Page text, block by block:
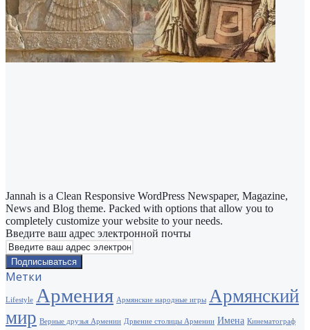
Jannah is a Clean Responsive WordPress Newspaper, Magazine,
News and Blog theme. Packed with options that allow you to
completely customize your website to your needs.
Введите ваш адрес электронной почты
Метки
Lifestyle Армения Армянские народные игры Армянский
мир Верные друзья Армении Дрвение столицы Армении Имена Кинематограф